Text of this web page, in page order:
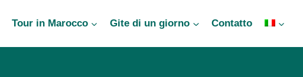
Tour in Marocco Gite di un giorno Contatto